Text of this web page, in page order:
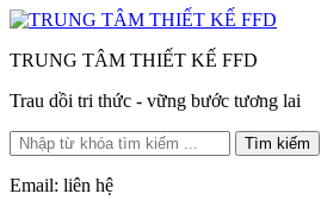
TRUNG TÂM THIẾT KẾ FFD
Trau dồi tri thức - vững bước tương lai
Tìm kiếm
Email: liên hệ